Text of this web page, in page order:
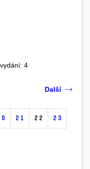
4
21 22 23
Další